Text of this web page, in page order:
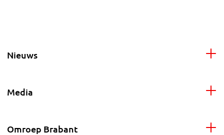
Nieuws
Media
Omroep Brabant